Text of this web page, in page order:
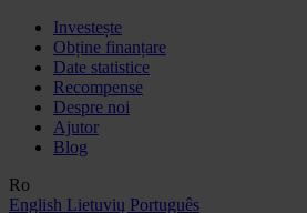
Investește
Obține finanțare
Date statistice
Recompense
Despre noi
Ajutor
Blog
Ro
English Lietuvių Português